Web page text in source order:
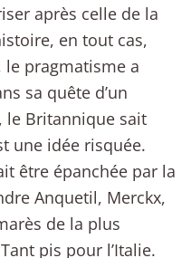
après celle de la
en tout cas,
le pragmatisme a
sa quête d’un
le Britannique sait
une idée risquée.
être épanchée par la
Anquetil, Merckx,
de la plus
pis pour l’Italie.